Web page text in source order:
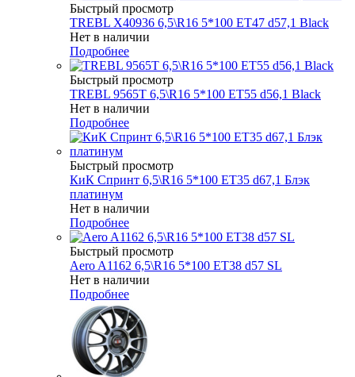
Быстрый просмотр
TREBL X40936 6,5\R16 5*100 ET47 d57,1 Black
Нет в наличии
Подробнее
Быстрый просмотр
TREBL 9565T 6,5\R16 5*100 ET55 d56,1 Black
Нет в наличии
Подробнее
Быстрый просмотр
КиК Спринт 6,5\R16 5*100 ET35 d67,1 Блэк
платинум
Нет в наличии
Подробнее
Быстрый просмотр
Aero A1162 6,5\R16 5*100 ET38 d57 SL
Нет в наличии
Подробнее